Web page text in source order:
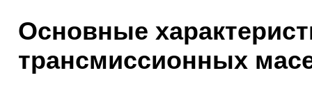
Основные
трансмиссионных